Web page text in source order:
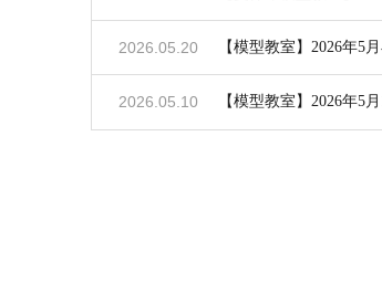
【模型教室】2026年5
2026.05.20
【模型教室】2026年5
2026.05.10